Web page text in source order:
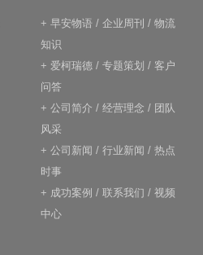
+ 早安物语 / 企业周刊 / 物流
知识
+ 爱柯瑞德 / 专题策划 / 客户
问答
+ 公司简介 / 经营理念 / 团队
风采
+ 公司新闻 / 行业新闻 / 热点
时事
+ 成功案例 / 联系我们 / 视频
中心